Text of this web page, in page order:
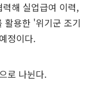
해 실업급여 이력,
활용한 '위기군 조기
정이다.
로 나뉜다.